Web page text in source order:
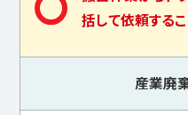
括して依頼するこ
産業廃